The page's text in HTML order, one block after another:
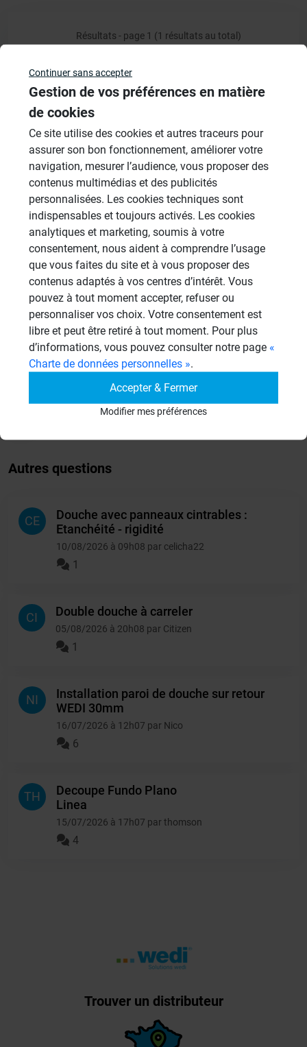
Résultats - page 1 (1 résultats au total)
connecter
Sujets
Revêtement Finition
19 Sujets
Douches à l'Italienne
1486 Sujets
Cabines de hammam
26 Sujets
Systèmes de panneaux à carreler
1206 Sujets
Aménagement Agencement
21 Sujets
Autres
Autres questions
CE
Douche avec panneaux cintrables :
Etanchéité - rigidité
10/08/2026 à 09h08 par celicha22
1
CI Double douche à carreler
05/08/2026 à 20h08 par Citizen
1
NI
Installation paroi de douche sur retour
WEDI 30mm
16/07/2026 à 12h07 par Nico
6
TH
Decoupe Fundo Plano
Linea
15/07/2026 à 17h07 par thomson
4
Trouver un distributeur
Continuer sans accepter
Gestion de vos préférences en matière
de cookies
Ce site utilise des cookies et autres traceurs pour
assurer son bon fonctionnement, améliorer votre
navigation, mesurer l’audience, vous proposer des
contenus multimédias et des publicités
personnalisées. Les cookies techniques sont
indispensables et toujours activés. Les cookies
analytiques et marketing, soumis à votre
consentement, nous aident à comprendre l’usage
que vous faites du site et à vous proposer des
contenus adaptés à vos centres d’intérêt. Vous
pouvez à tout moment accepter, refuser ou
personnaliser vos choix. Votre consentement est
libre et peut être retiré à tout moment. Pour plus
d’informations, vous pouvez consulter notre page «
Charte de données personnelles ».
Accepter & Fermer
Modifier mes préférences